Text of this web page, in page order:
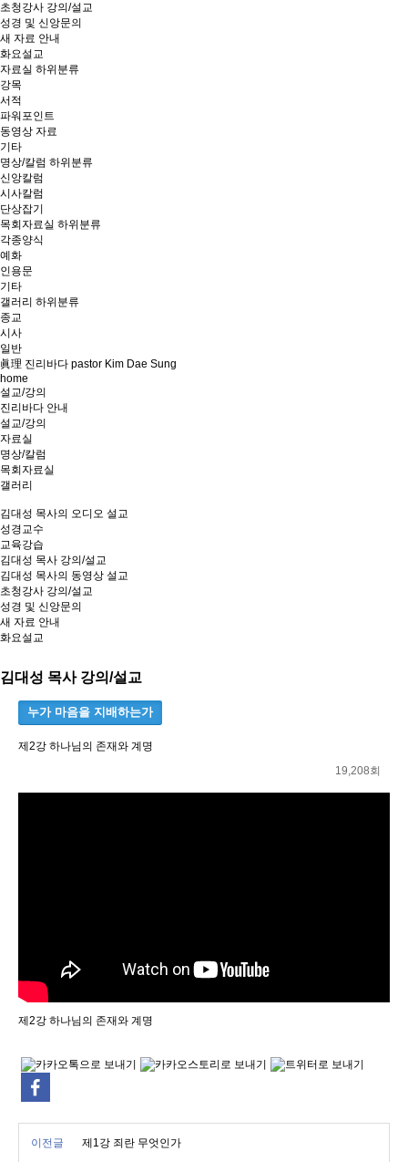
초청강사 강의/설교
성경 및 신앙문의
새 자료 안내
화요설교
자료실 하위분류
강목
서적
파워포인트
동영상 자료
기타
명상/칼럼 하위분류
신앙칼럼
시사칼럼
단상잡기
목회자료실 하위분류
각종양식
예화
인용문
기타
갤러리 하위분류
종교
시사
일반
眞理 진리바다 pastor Kim Dae Sung
home
설교/강의
진리바다 안내
설교/강의
자료실
명상/칼럼
목회자료실
갤러리
김대성 목사의 오디오 설교
성경교수
교육강습
김대성 목사 강의/설교
김대성 목사의 동영상 설교
초청강사 강의/설교
성경 및 신앙문의
새 자료 안내
화요설교
김대성 목사 강의/설교
누가 마음을 지배하는가
제2강 하나님의 존재와 계명
19,208회
제2강 하나님의 존재와 계명
이전글 제1강 죄란 무엇인가